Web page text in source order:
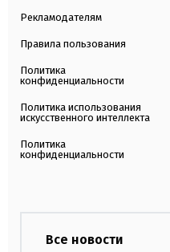
Рекламодателям
Правила пользования
Политика
конфиденциальности
Политика использования
искусственного интеллекта
Политика
конфиденциальности
Все новости